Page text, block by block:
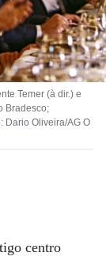
Temer (à dir.) e
Bradesco;
Dario Oliveira/AG O
centro